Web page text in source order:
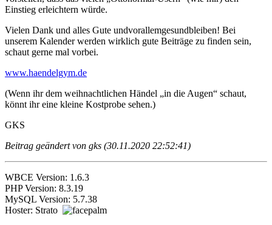
Einstieg erleichtern würde.
Vielen Dank und alles Gute undvorallemgesundbleiben! Bei
unserem Kalender werden wirklich gute Beiträge zu finden sein,
schaut gerne mal vorbei.
www.haendelgym.de
(Wenn ihr dem weihnachtlichen Händel „in die Augen“ schaut,
könnt ihr eine kleine Kostprobe sehen.)
GKS
Beitrag geändert von gks (30.11.2020 22:52:41)
WBCE Version: 1.6.3
PHP Version: 8.3.19
MySQL Version: 5.7.38
Hoster: Strato